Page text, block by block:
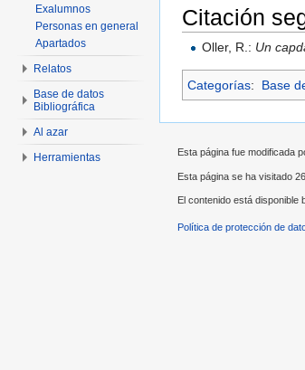
Citación
Oller, R.: Un
Categorías: Base
Exalumnos
Personas en general
Apartados
Relatos
Base de datos
Bibliográfica
Al azar
Herramientas
Esta página fue modificada
Esta página se ha visitado
El contenido está disponible
Política de protección de